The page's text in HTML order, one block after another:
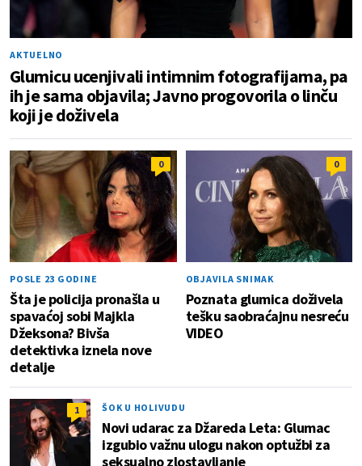
AKTUELNO
Glumicu ucenjivali intimnim fotografijama, pa
ih je sama objavila; Javno progovorila o linču
koji je doživela
0
POSLE 23 GODINE
Šta je policija pronašla u
spavaćoj sobi Majkla
Džeksona? Bivša
detektivka iznela nove
detalje
0
OBJAVILA SNIMAK
Poznata glumica doživela
tešku saobraćajnu nesreću
VIDEO
1 ŠOK U HOLIVUDU
Novi udarac za Džareda Leta: Glumac
izgubio važnu ulogu nakon optužbi za
seksualno zlostavljanje